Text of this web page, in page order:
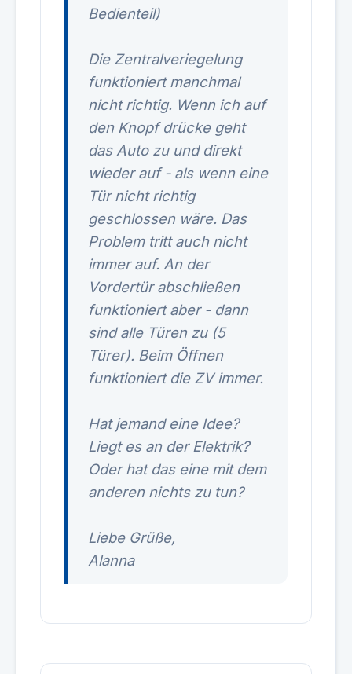
Bedienteil)
Die Zentralveriegelung
funktioniert manchmal
nicht richtig. Wenn ich auf
den Knopf drücke geht
das Auto zu und direkt
wieder auf - als wenn eine
Tür nicht richtig
geschlossen wäre. Das
Problem tritt auch nicht
immer auf. An der
Vordertür abschließen
funktioniert aber - dann
sind alle Türen zu (5
Türer). Beim Öffnen
funktioniert die ZV immer.
Hat jemand eine Idee?
Liegt es an der Elektrik?
Oder hat das eine mit dem
anderen nichts zu tun?
Liebe Grüße,
Alanna